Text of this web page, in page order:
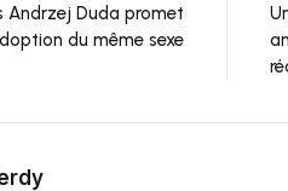
Andrzej Duda promet
du même sexe